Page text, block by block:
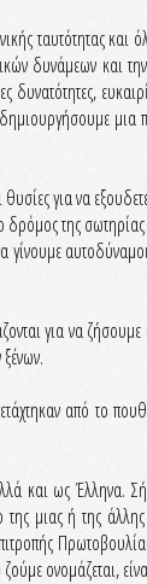
ταυτότητας και
δυνάμεων και
για να
της σωτηρίας
για να ζήσουμε
από το
και ως Έλληνα.
μιας ή της
ονομάζεται,